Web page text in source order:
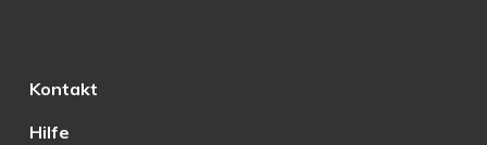
Kontakt
Hilfe